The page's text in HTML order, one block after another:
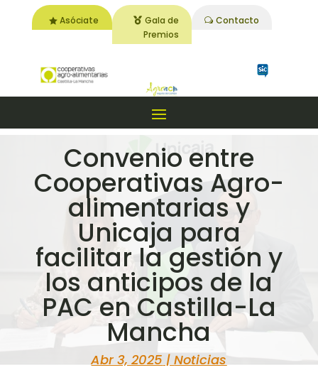
Asóciate
Gala de
Premios
Contacto
Convenio entre
Cooperativas Agro-
alimentarias y
Unicaja para
facilitar la gestión y
los anticipos de la
PAC en Castilla-La
Mancha
Abr 3, 2025 |Noticias